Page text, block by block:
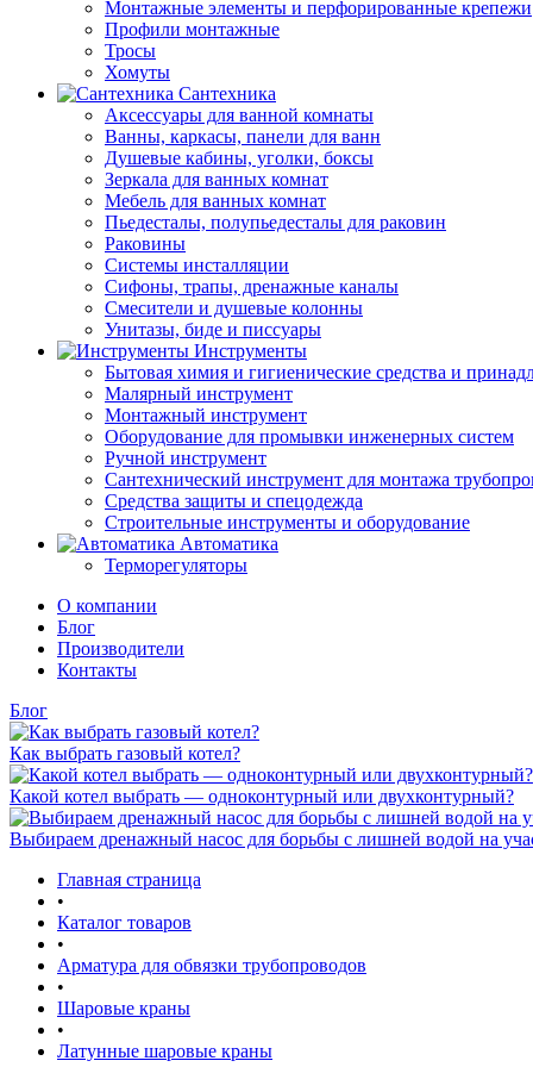
Монтажные элементы и перфорированные крепежи
Профили монтажные
Тросы
Хомуты
Сантехника
Аксессуары для ванной комнаты
Ванны, каркасы, панели для ванн
Душевые кабины, уголки, боксы
Зеркала для ванных комнат
Мебель для ванных комнат
Пьедесталы, полупьедесталы для раковин
Раковины
Системы инсталляции
Сифоны, трапы, дренажные каналы
Смесители и душевые колонны
Унитазы, биде и писсуары
Инструменты
Бытовая химия и гигиенические средства и
Малярный инструмент
Монтажный инструмент
Оборудование для промывки инженерных систем
Ручной инструмент
Сантехнический инструмент для монтажа
Средства защиты и спецодежда
Строительные инструменты и оборудование
Автоматика
Терморегуляторы
О компании
Блог
Производители
Контакты
Блог
Как выбрать газовый котел?
Какой котел выбрать — одноконтурный или двухконтурный?
Выбираем дренажный насос для борьбы с лишней водой на
Главная страница
•
Каталог товаров
•
Арматура для обвязки трубопроводов
•
Шаровые краны
•
Латунные шаровые краны